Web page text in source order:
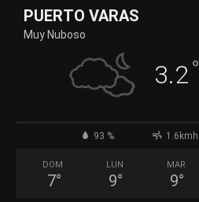
PUERTO VARAS
Muy Nuboso
3.2°
93 % 1.6kmh
DOM
7°
LUN
9°
MAR
9°